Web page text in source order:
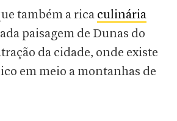
também a rica culinária
paisagem de Dunas do
da cidade, onde existe
em meio a montanhas de